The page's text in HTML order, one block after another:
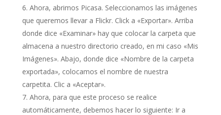
Ahora, abrimos Picasa. Seleccionamos las imágenes
que queremos llevar a Flickr. Click a «Exportar». Arriba
donde dice «Examinar» hay que colocar la carpeta que
almacena a nuestro directorio creado, en mi caso «Mis
Imágenes». Abajo, donde dice «Nombre de la carpeta
exportada», colocamos el nombre de nuestra
carpetita. Clic a «Aceptar».
Ahora, para que este proceso se realice
automáticamente, debemos hacer lo siguiente: Ir a